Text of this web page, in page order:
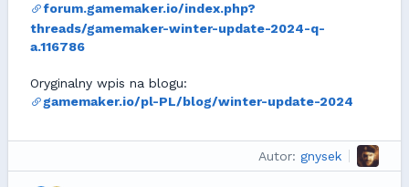
forum.gamemaker.io/index.php?
threads/gamemaker-winter-update-2024-q-
a.116786
Oryginalny wpis na blogu:
gamemaker.io/pl-PL/blog/winter-update-2024
Autor: gnysek